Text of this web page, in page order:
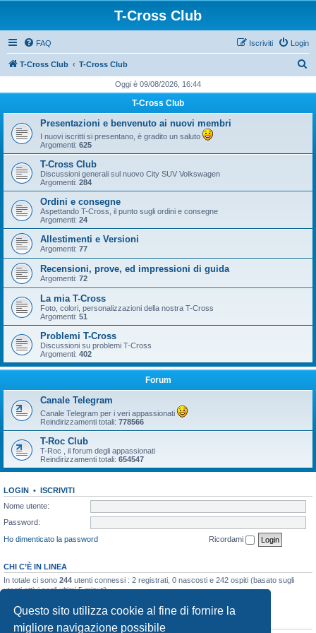
Questo sito utilizza cookie al fine di fornire la
migliore navigazione possibile
T-Cross Club
FAQ Login
Iscriviti
T-Cross Club T-Cross Club
c
Oggi è 09/08/2026, 16:44
T-Cross Club
Presentazioni e benvenuto ai nuovi membri
I nuovi iscritti si presentano, è gradito un saluto
Argomenti: 625
T-Cross Club
Discussioni generali sul nuovo City SUV Volkswagen
Argomenti: 284
Ordini e consegne
Aspettando T-Cross, il punto sugli ordini e consegne
Argomenti: 24
Allestimenti e Versioni
Argomenti: 77
Recensioni, prove, ed impressioni di guida
Argomenti: 72
La mia T-Cross
Foto, colori, personalizzazioni della nostra T-Cross
Argomenti: 51
Problemi T-Cross
Discussioni su problemi T-Cross
Argomenti: 402
Forum
Canale Telegram
Canale Telegram per i veri appassionati
Reindirizzamenti totali: 778566
T-Roc Club
T-Roc , il forum degli appassionati
Reindirizzamenti totali: 654547
LOGIN • ISCRIVITI
Nome utente:
Password:
Ho dimenticato la password
Ricordami
CHI C’È IN LINEA
In totale ci sono 244 utenti connessi : 2 registrati, 0 nascosti e 242 ospiti (basato sugli
utenti attivi negli ultimi 5 minuti)
STATISTICHE